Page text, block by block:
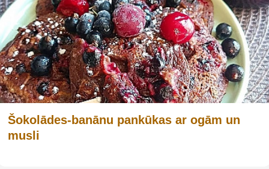
Šokolādes-banānu pankūkas ar ogām un
musli